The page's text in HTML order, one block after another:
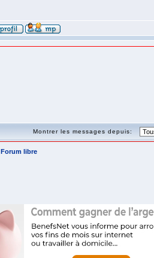
Montrer les messages depuis:
Forum libre